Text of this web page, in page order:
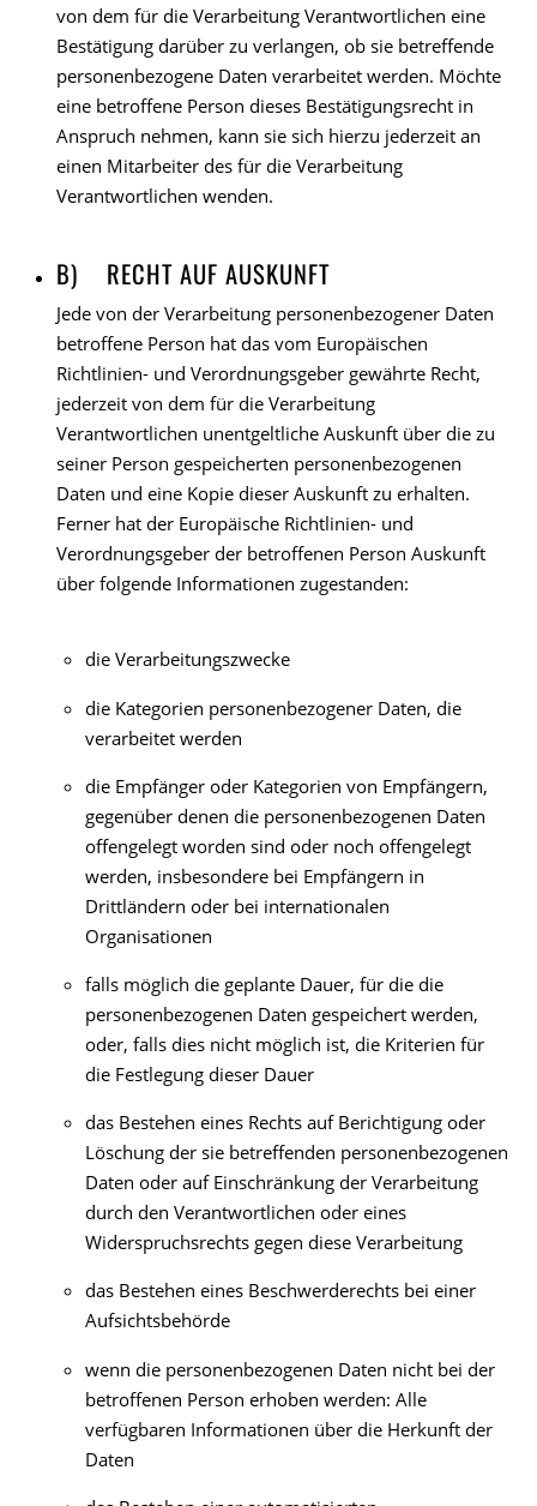
von dem für die Verarbeitung Verantwortlichen eine
Bestätigung darüber zu verlangen, ob sie betreffende
personenbezogene Daten verarbeitet werden. Möchte
eine betroffene Person dieses Bestätigungsrecht in
Anspruch nehmen, kann sie sich hierzu jederzeit an
einen Mitarbeiter des für die Verarbeitung
Verantwortlichen wenden.
B) RECHT AUF AUSKUNFT
Jede von der Verarbeitung personenbezogener Daten
betroffene Person hat das vom Europäischen
Richtlinien- und Verordnungsgeber gewährte Recht,
jederzeit von dem für die Verarbeitung
Verantwortlichen unentgeltliche Auskunft über die zu
seiner Person gespeicherten personenbezogenen
Daten und eine Kopie dieser Auskunft zu erhalten.
Ferner hat der Europäische Richtlinien- und
Verordnungsgeber der betroffenen Person Auskunft
über folgende Informationen zugestanden:
die Verarbeitungszwecke
die Kategorien personenbezogener Daten, die
verarbeitet werden
die Empfänger oder Kategorien von Empfängern,
gegenüber denen die personenbezogenen Daten
offengelegt worden sind oder noch offengelegt
werden, insbesondere bei Empfängern in
Drittländern oder bei internationalen
Organisationen
falls möglich die geplante Dauer, für die die
personenbezogenen Daten gespeichert werden,
oder, falls dies nicht möglich ist, die Kriterien für
die Festlegung dieser Dauer
das Bestehen eines Rechts auf Berichtigung oder
Löschung der sie betreffenden personenbezogenen
Daten oder auf Einschränkung der Verarbeitung
durch den Verantwortlichen oder eines
Widerspruchsrechts gegen diese Verarbeitung
das Bestehen eines Beschwerderechts bei einer
Aufsichtsbehörde
wenn die personenbezogenen Daten nicht bei der
betroffenen Person erhoben werden: Alle
verfügbaren Informationen über die Herkunft der
Daten